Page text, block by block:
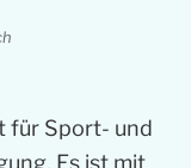
für Sport- und